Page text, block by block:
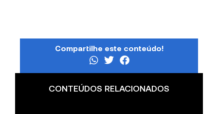
Compartilhe este conteúdo!
CONTEÚDOS RELACIONADOS